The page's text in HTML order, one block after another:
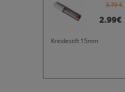
3.79 €
2.99€
Kreidestift 15mm